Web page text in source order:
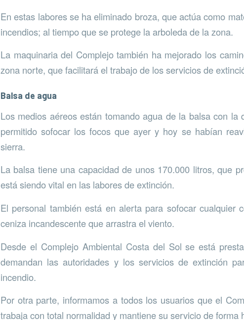
En estas labores se ha eliminado broza, que actúa como
incendios; al tiempo que se protege la arboleda de la zona.
La maquinaria del Complejo también ha mejorado los
zona norte, que facilitará el trabajo de los servicios de
Balsa de agua
Los medios aéreos están tomando agua de la balsa con
permitido sofocar los focos que ayer y hoy se habían
sierra.
La balsa tiene una capacidad de unos 170.000 litros, que
está siendo vital en las labores de extinción.
El personal también está en alerta para sofocar cualquier
ceniza incandescente que arrastra el viento.
Desde el Complejo Ambiental Costa del Sol se está
demandan las autoridades y los servicios de extinción
incendio.
Por otra parte, informamos a todos los usuarios que el
trabaja con total normalidad y mantiene su servicio de forma